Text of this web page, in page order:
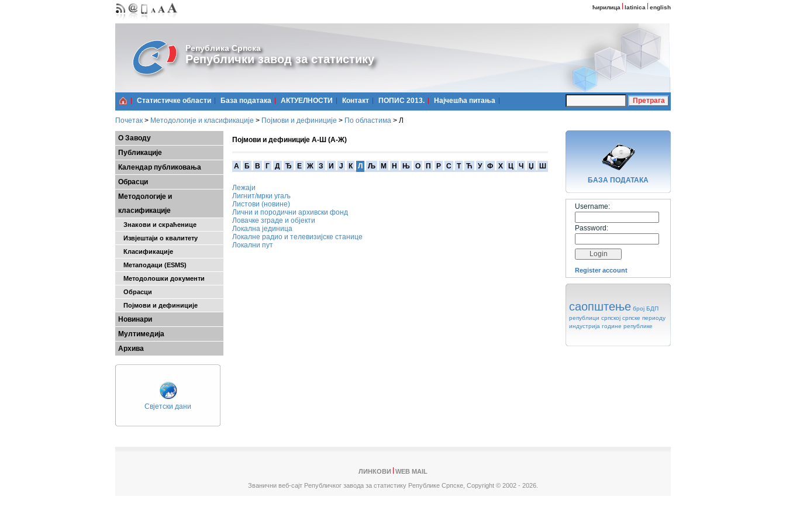
ћирилица latinica english
Република Српска
Републички завод за статистику
Статистичке области Базa података АКТУЕЛНОСТИ Контакт ПОПИС 2013. Најчешћa питања
Почетак > Методологије и класификације > Појмови и дефиниције > По областима > Л
О Заводу
Публикације
Календар публиковања
Обрасци
Методологије и
класификације
Знакови и скраћенице
Извјештаји о квалитету
Класификације
Метаподаци (ESMS)
Методолошки документи
Обрасци
Појмови и дефиниције
Новинари
Мултимедија
Архива
Свјетски дани
Појмови и дефиниције А-Ш (А-Ж)
A Б В Г Д Ђ Е Ж З И Ј К Л Љ М Н Њ О П Р С Т Ћ У Ф Х Ц Ч Џ Ш
Лежаји
Лигнит/мрки угаљ
Листови (новине)
Лични и породични архивски фонд
Ловачке зграде и објекти
Локална јединица
Локалне радио и телевизијске станице
Локални пут
БАЗA ПОДАТАКА
Username:
Password:
Register account
саопштење број БДП
републици српској српске периоду
индустрија године републике
ЛИНКОВИ
WEB MAIL
Званични веб-сајт Републичког завода за статистику Републике Српске, Copyright © 2002 - 2026.